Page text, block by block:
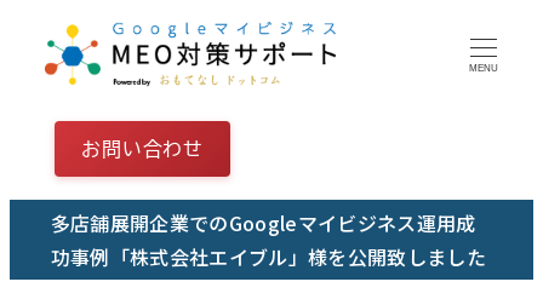
テ
MENU
お問い合わせ
多店舗展開企業でのGoogleマイビジネス運用成
功事例「株式会社エイブル」様を公開致しました